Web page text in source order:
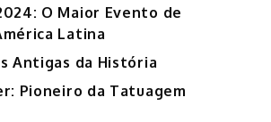
O Maior Evento de
Latina
Antigas da História
Pioneiro da Tatuagem